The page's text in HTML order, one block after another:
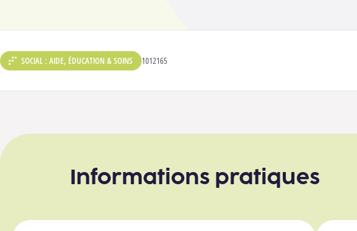
DÉPARTEMENT :
SOCIAL : AIDE, ÉDUCATION & SOINS CODE ANALYTIQUE :
1012165
Informations pratiques